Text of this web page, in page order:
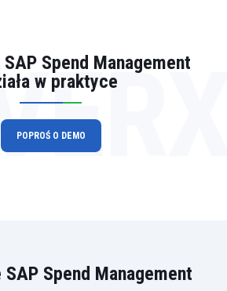
Spend Management
w praktyce
POPROŚ O DEMO
Spend Management